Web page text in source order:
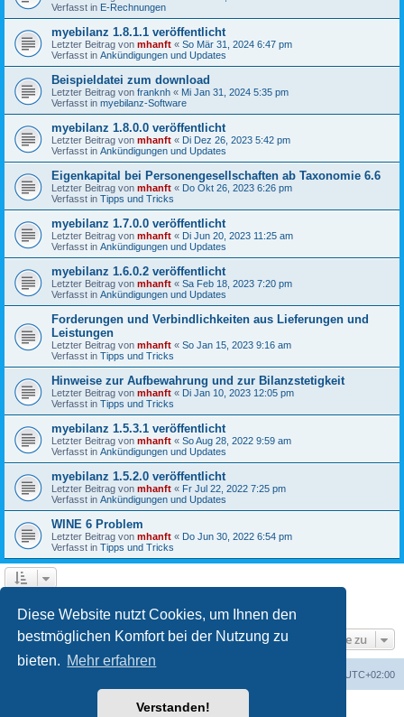
Diese Website nutzt Cookies, um Ihnen den
bestmöglichen Komfort bei der Nutzung zu
bieten. Mehr erfahren
Verstanden!
Verfasst in E-Rechnungen
myebilanz 1.8.1.1 veröffentlicht
Letzter Beitrag von mhanft « So Mär 31, 2024 6:47 pm
Verfasst in Ankündigungen und Updates
Beispieldatei zum download
Letzter Beitrag von franknh « Mi Jan 31, 2024 5:35 pm
Verfasst in myebilanz-Software
myebilanz 1.8.0.0 veröffentlicht
Letzter Beitrag von mhanft « Di Dez 26, 2023 5:42 pm
Verfasst in Ankündigungen und Updates
Eigenkapital bei Personengesellschaften ab Taxonomie 6.6
Letzter Beitrag von mhanft « Do Okt 26, 2023 6:26 pm
Verfasst in Tipps und Tricks
myebilanz 1.7.0.0 veröffentlicht
Letzter Beitrag von mhanft « Di Jun 20, 2023 11:25 am
Verfasst in Ankündigungen und Updates
myebilanz 1.6.0.2 veröffentlicht
Letzter Beitrag von mhanft « Sa Feb 18, 2023 7:20 pm
Verfasst in Ankündigungen und Updates
Forderungen und Verbindlichkeiten aus Lieferungen und
Leistungen
Letzter Beitrag von mhanft « So Jan 15, 2023 9:16 am
Verfasst in Tipps und Tricks
Hinweise zur Aufbewahrung und zur Bilanzstetigkeit
Letzter Beitrag von mhanft « Di Jan 10, 2023 12:05 pm
Verfasst in Tipps und Tricks
myebilanz 1.5.3.1 veröffentlicht
Letzter Beitrag von mhanft « So Aug 28, 2022 9:59 am
Verfasst in Ankündigungen und Updates
myebilanz 1.5.2.0 veröffentlicht
Letzter Beitrag von mhanft « Fr Jul 22, 2022 7:25 pm
Verfasst in Ankündigungen und Updates
WINE 6 Problem
Letzter Beitrag von mhanft « Do Jun 30, 2022 6:54 pm
Verfasst in Tipps und Tricks
Gehe zu
UTC+02:00
Powered byphpBB® Forum Software © phpBB Limited